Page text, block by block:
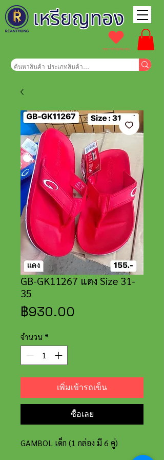
รายการโปรดของฉัน
GB-GK11267 แดง Size 31-
35
฿930.00
จำนวน *
เพิ่มเข้ารถเข็น
ซื้อเลย
GAMBOL เด็ก (1 กล่อง มี 6 คู่)